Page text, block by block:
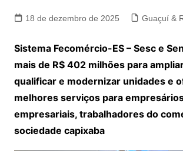
18 de dezembro de 2025 Guaçuí &
Sistema Fecomércio-ES – Sesc e
mais de R$ 402 milhões para
qualificar e modernizar unidades e
melhores serviços para
empresariais, trabalhadores do
sociedade capixaba